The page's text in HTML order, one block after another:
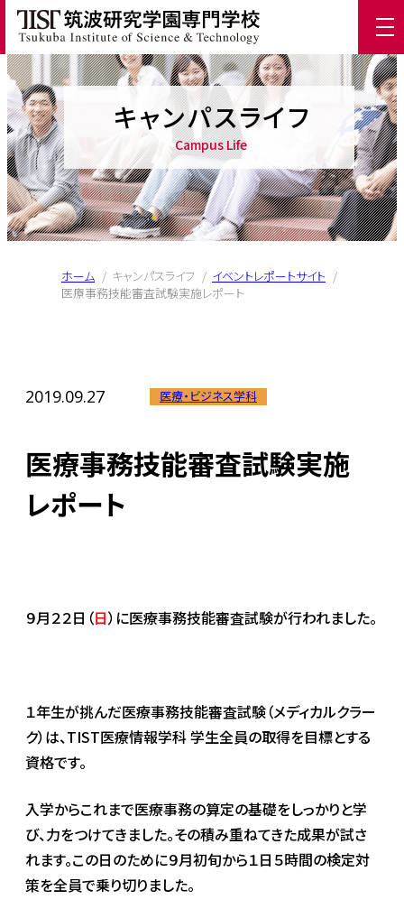
キャンパスライフ
Campus Life
ホーム / キャンパスライフ / イベントレポートサイト /
医療事務技能審査試験実施レポート
2019.09.27 医療・ビジネス学科
医療事務技能審査試験実施
レポート
９月２２日（日）に医療事務技能審査試験が行われました。
１年生が挑んだ医療事務技能審査試験（メディカルクラー
ク）は、TIST医療情報学科 学生全員の取得を目標とする
資格です。
入学からこれまで医療事務の算定の基礎をしっかりと学
び、力をつけてきました。その積み重ねてきた成果が試さ
れます。この日のために９月初旬から１日５時間の検定対
策を全員で乗り切りました。